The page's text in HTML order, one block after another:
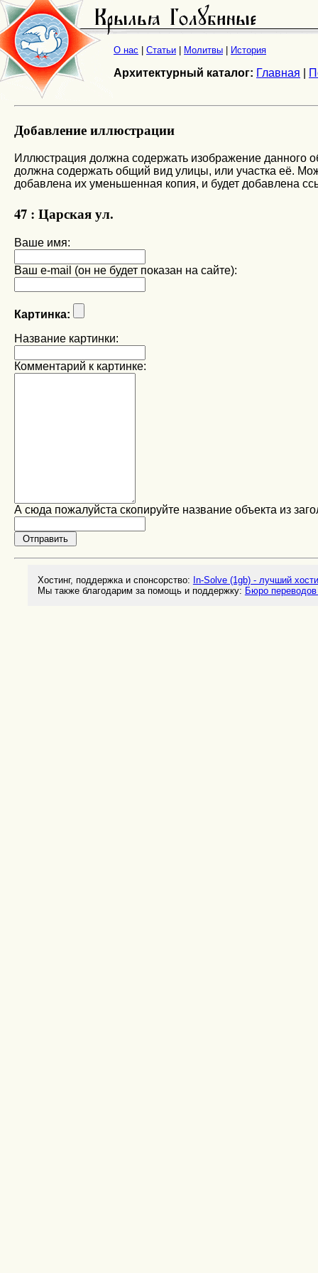
О нас Статьи Молитвы История
Архитектурный каталог: Главная
Добавление иллюстрации
Иллюстрация должна содержать изображение данного
должна содержать общий вид улицы, или участка её.
добавлена их уменьшенная копия, и будет добавлена
47 : Царская ул.
Ваше имя:
Ваш e-mail (он не будет показан на сайте):
Картинка:
Название картинки:
Комментарий к картинке:
А сюда пожалуйста скопируйте название объекта из
Хостинг, поддержка и спонсорство: In-Solve (1gb) - лучший
Мы также благодарим за помощь и поддержку: Бюро переводов